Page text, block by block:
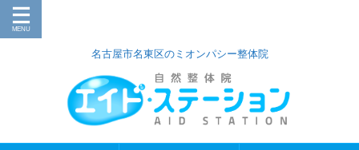
名古屋市名東区のミオンパシー整体院